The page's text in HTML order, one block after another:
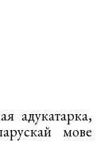
адукатарка,
мове